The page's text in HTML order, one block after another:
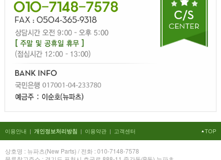
이용안내 | 개인정보처리방침 | 이용약관 | 고객센터 TOP
상호명 : 뉴파츠(New Parts) / 전화 : 010-7148-7578